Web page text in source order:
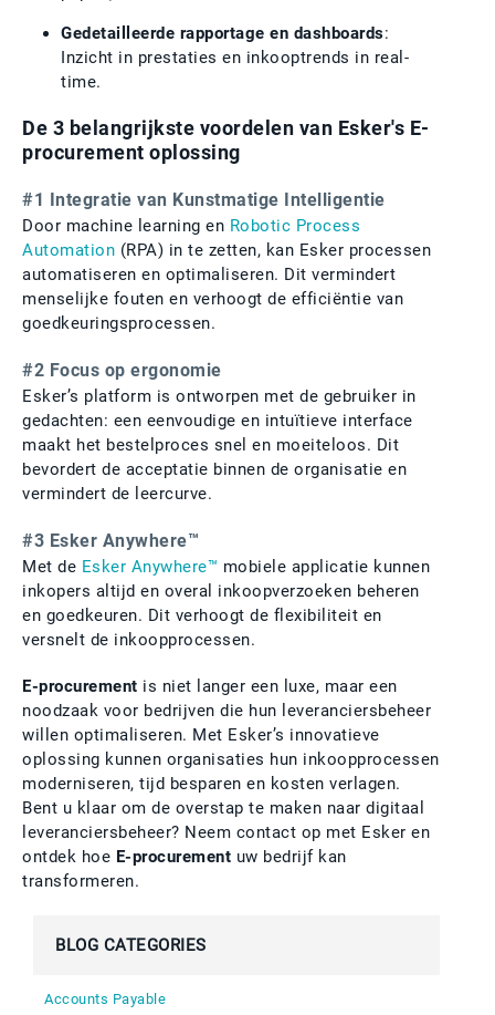
Gedetailleerde rapportage en dashboards:
Inzicht in prestaties en inkooptrends in real-
time.
De 3 belangrijkste voordelen van Esker's E-
procurement oplossing
#1 Integratie van Kunstmatige Intelligentie
Door machine learning en Robotic Process
Automation (RPA) in te zetten, kan Esker processen
automatiseren en optimaliseren. Dit vermindert
menselijke fouten en verhoogt de efficiëntie van
goedkeuringsprocessen.
#2 Focus op ergonomie
Esker’s platform is ontworpen met de gebruiker in
gedachten: een eenvoudige en intuïtieve interface
maakt het bestelproces snel en moeiteloos. Dit
bevordert de acceptatie binnen de organisatie en
vermindert de leercurve.
#3 Esker Anywhere™
Met de Esker Anywhere™ mobiele applicatie kunnen
inkopers altijd en overal inkoopverzoeken beheren
en goedkeuren. Dit verhoogt de flexibiliteit en
versnelt de inkoopprocessen.
E-procurement is niet langer een luxe, maar een
noodzaak voor bedrijven die hun leveranciersbeheer
willen optimaliseren. Met Esker’s innovatieve
oplossing kunnen organisaties hun inkoopprocessen
moderniseren, tijd besparen en kosten verlagen.
Bent u klaar om de overstap te maken naar digitaal
leveranciersbeheer? Neem contact op met Esker en
ontdek hoe E-procurement uw bedrijf kan
transformeren.
BLOG CATEGORIES
Accounts Payable